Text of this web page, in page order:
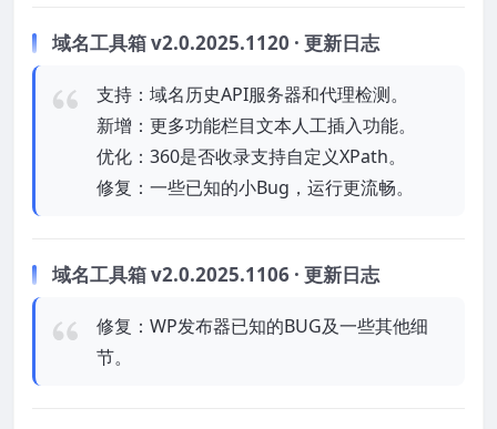
域名工具箱 v2.0.2025.1120 · 更新日志
支持：域名历史API服务器和代理检测。
新增：更多功能栏目文本人工插入功能。
优化：360是否收录支持自定义XPath。
修复：一些已知的小Bug，运行更流畅。
域名工具箱 v2.0.2025.1106 · 更新日志
修复：WP发布器已知的BUG及一些其他细
节。